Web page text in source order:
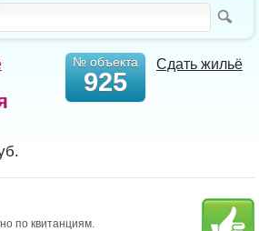
Сдать жильё
№ объекта
925
по квитанциям.